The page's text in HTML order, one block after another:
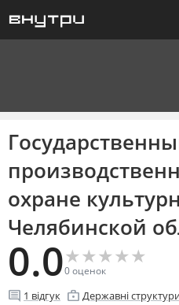
охране
Челябинской
0.0★
★★
★★
★★
★★
★
0оценок
comment 1 відгук enterprise Державні